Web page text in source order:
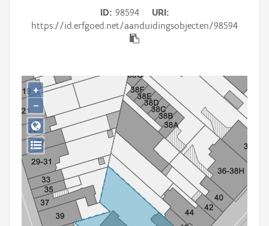
Gebeurtenis
Downloads
Hergebruik
Aanmelden
ID 98594
URI
https://id.erfgoed.net/aanduidingsobjecten/98594
+
−